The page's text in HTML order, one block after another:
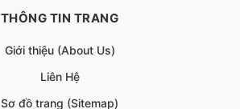
THÔNG TIN TRANG
Giới thiệu (About Us)
Liên Hệ
Sơ đồ trang (Sitemap)